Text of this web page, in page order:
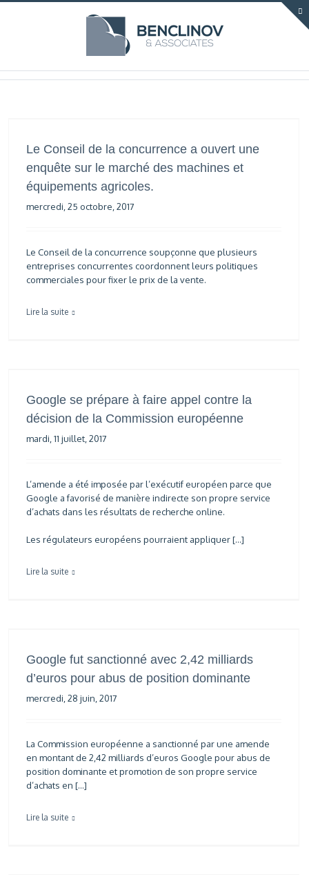
Le Conseil de la concurrence a ouvert une
enquête sur le marché des machines et
équipements agricoles.
mercredi, 25 octobre, 2017
Le Conseil de la concurrence soupçonne que plusieurs
entreprises concurrentes coordonnent leurs politiques
commerciales pour fixer le prix de la vente.
Lire la suite
Google se prépare à faire appel contre la
décision de la Commission européenne
mardi, 11 juillet, 2017
L’amende a été imposée par l’exécutif européen parce que
Google a favorisé de manière indirecte son propre service
d’achats dans les résultats de recherche online.
Les régulateurs européens pourraient appliquer […]
Lire la suite
Google fut sanctionné avec 2,42 milliards
d’euros pour abus de position dominante
mercredi, 28 juin, 2017
La Commission européenne a sanctionné par une amende
en montant de 2,42 milliards d’euros Google pour abus de
position dominante et promotion de son propre service
d’achats en […]
Lire la suite